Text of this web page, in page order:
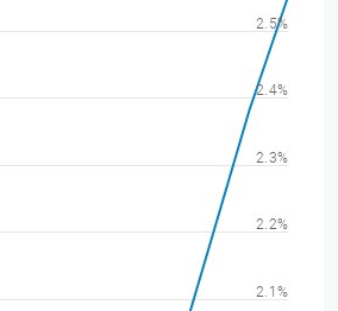
2.1%
2.2%
2.3%
2.4%
2.5%